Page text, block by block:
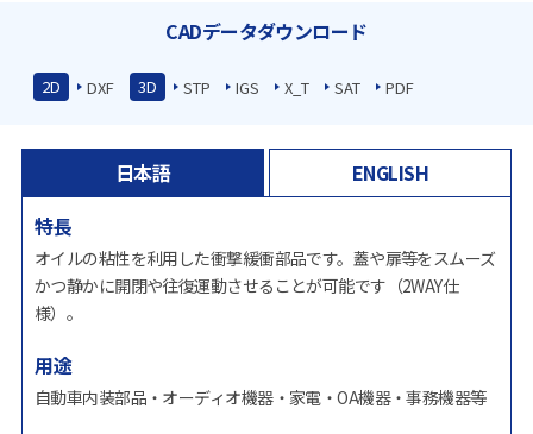
CADデータダウンロード
2D DXF 3D STP IGS X_T SAT PDF
日本語
ENGLISH
特長
オイルの粘性を利用した衝撃緩衝部品です。蓋や扉等をスムーズ
かつ静かに開閉や往復運動させることが可能です（2WAY仕
様）。
用途
自動車内装部品・オーディオ機器・家電・OA機器・事務機器等